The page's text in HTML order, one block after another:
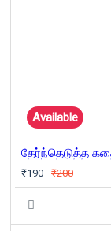
Available
தேர்ந்தெடுத்த
₹190 ₹200